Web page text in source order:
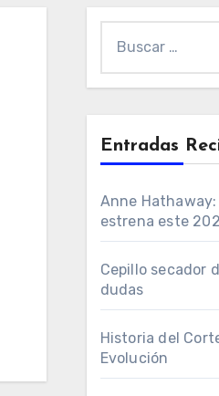
Entradas
Anne
estrena este
Cepillo secador
dudas
Historia del
Evolución